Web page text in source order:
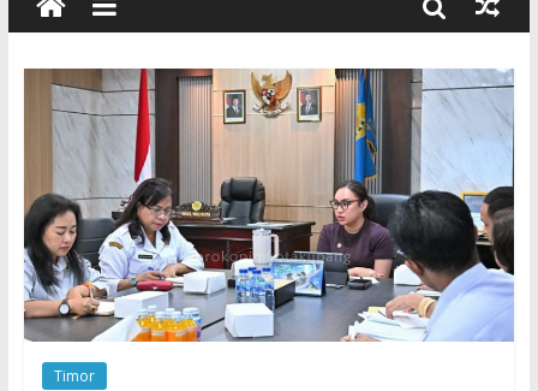
Keberlanjutan
Honda DBL 2026 East Java – North Resmi Bergulir, MPM
Honda Jatim Hadirkan Kompetisi dan Aktivitas Seru untuk
Generasi Muda
Timor